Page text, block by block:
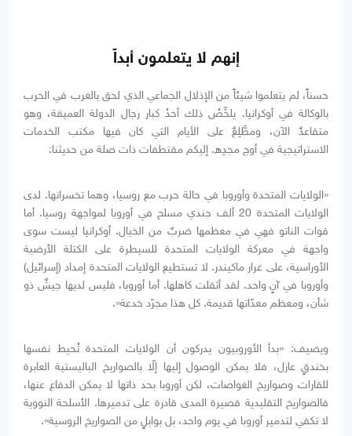
إنهم لا يتعلمون أبداً
حسناً، لم يتعلموا شيئاً من الإذلال الجماعي الذي لحق بالغرب في الحرب
بالوكالة في أوكرانيا. يلخِّصُ ذلك أحدُ كبار رجال الدولة العميقة، وهو
متقاعدٌ الآن، ومطَّلِعٌ على الأيام التي كان فيها مكتب الخدمات
الاستراتيجية في أوج مجدِه. إليكم مقتطفات ذات صلة من حديثنا:
«الولايات المتحدة وأوروبا في حالة حرب مع روسيا، وهما تخسرانها. لدى
الولايات المتحدة 20 ألف جندي مسلح في أوروبا لمواجهة روسيا. أما
قوات الناتو فهي في معظمها ضربٌ من الخيال. أوكرانيا ليست سوى
واجهة في معركة الولايات المتحدة للسيطرة على الكتلة الأرضية
الأوراسية، على غرار ماكيندر. لا تستطيع الولايات المتحدة إمداد (إسرائيل)
وأوروبا في آنٍ واحد. لقد أثقلت كاهلها. أما أوروبا، فليس لديها جيشٌ ذو
شأن، ومعظم معدّاتها قديمة. كل هذا مجرّد خدعة«.
ويضيف: «بدأ الأوروبيون يدركون أن الولايات المتحدة تُحيط نفسها
بخندقٍ عازل، فلا يمكن الوصول إليها إلّا بالصواريخ الباليستية العابرة
للقارات وصواريخ الغواصات، لكن أوروبا بحد ذاتها لا يمكن الدفاع عنها،
فالصواريخ التقليدية قصيرة المدى قادرة على تدميرها. الأسلحة النووية
لا تكفي لتدمير أوروبا في يوم واحد، بل بوابلٍ من الصواريخ الروسية».